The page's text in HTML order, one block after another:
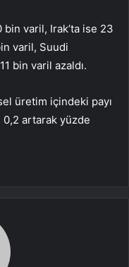
varil, Irak’ta ise 23
varil, Suudi
bin varil azaldı.
üretim içindeki payı
artarak yüzde